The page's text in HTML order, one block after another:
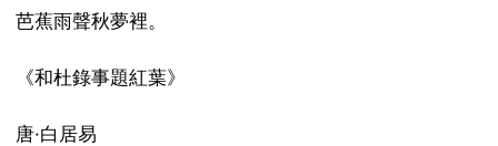
芭蕉雨聲秋夢裡。
《和杜錄事題紅葉》
唐·白居易